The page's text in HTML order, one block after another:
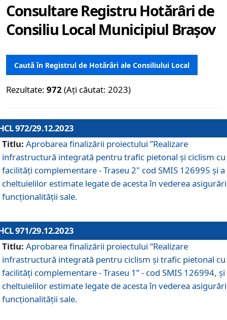
Consultare Registru Hotărâri de
Consiliu Local Municipiul Brașov
Caută în Registrul de Hotărâri ale Consiliului Local
Rezultate: 972 (Ați căutat: 2023)
972/29.12.2023
Titlu: Aprobarea finalizării proiectului ”Realizare
infrastructură integrată pentru trafic pietonal și ciclism cu
facilități complementare - Traseu 2" cod SMIS 126995 și a
cheltuielilor estimate legate de acesta în vederea
funcționalității sale.
971/29.12.2023
Titlu: Aprobarea finalizării proiectului “Realizare
infrastructură integrată pentru ciclism şi trafic pietonal cu
facilităţi complementare - Traseu 1” - cod SMIS 126994, și
cheltuielilor estimate legate de acesta în vederea
funcționalității sale.